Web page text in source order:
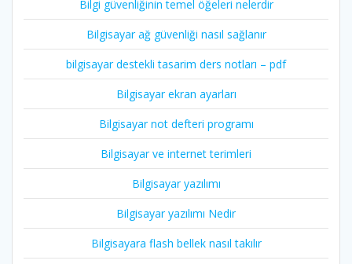
Bilgi güvenliğinin temel öğeleri nelerdir
Bilgisayar ağ güvenliği nasıl sağlanır
bilgisayar destekli tasarim ders notları – pdf
Bilgisayar ekran ayarları
Bilgisayar not defteri programı
Bilgisayar ve internet terimleri
Bilgisayar yazılımı
Bilgisayar yazılımı Nedir
Bilgisayara flash bellek nasıl takılır